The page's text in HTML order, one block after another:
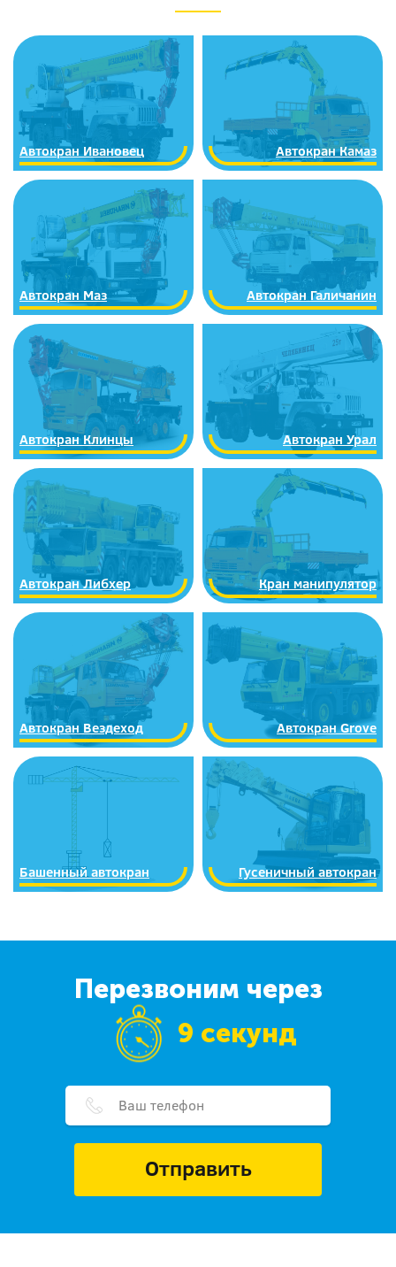
Автокран Ивановец Автокран Камаз
Автокран Маз Автокран Галичанин
Автокран Клинцы Автокран Урал
Автокран Либхер Кран манипулятор
Автокран Вездеход Автокран Grove
Башенный автокран Гусеничный автокран
Перезвоним через
9 секунд
Отправить